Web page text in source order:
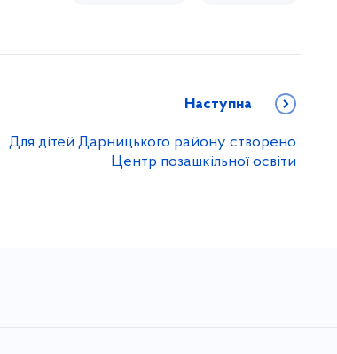
Наступна
Для дітей Дарницького району створено
Центр позашкільної освіти